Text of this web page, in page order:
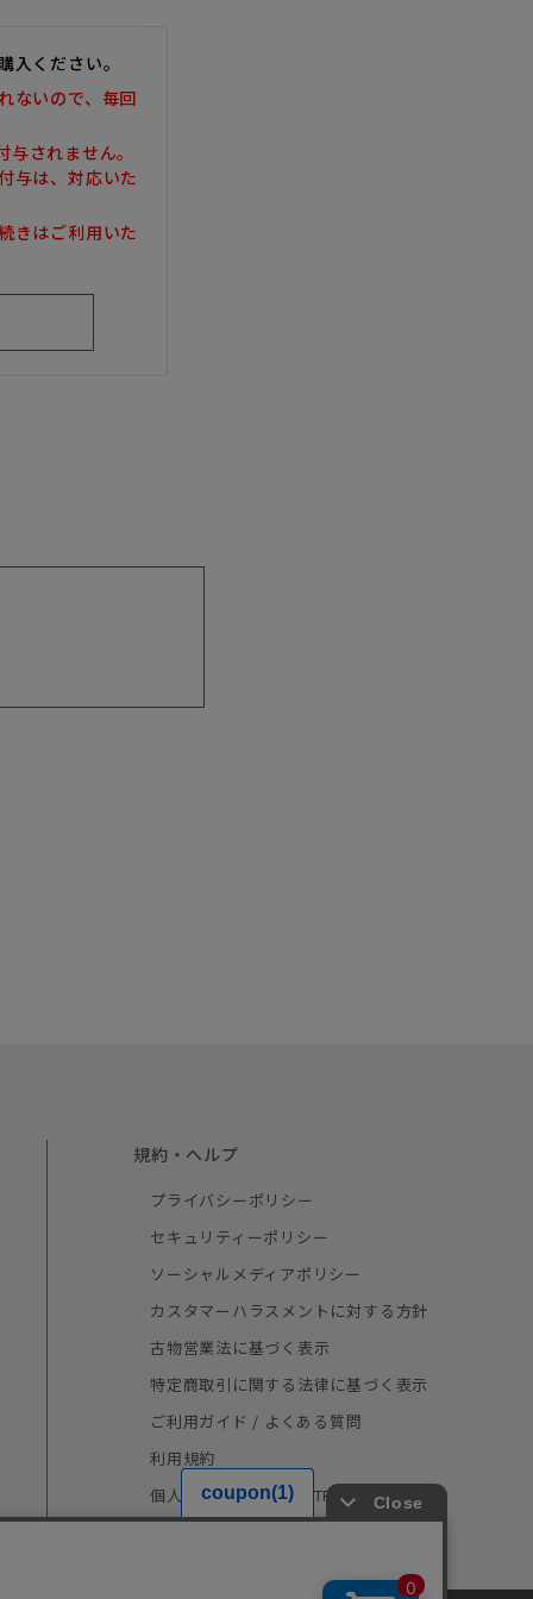
入ください。
ないので、毎回
されません。
与は、対応いた
きはご利用いた
規約・ヘルプ
プライバシーポリシー
セキュリティーポリシー
ソーシャルメディアポリシー
カスタマーハラスメントに対する方針
古物営業法に基づく表示
特定商取引に関する法律に基づく表示
ご利用ガイド / よくある質問
利用規約
個人情報の取り扱い（TRUSTe）